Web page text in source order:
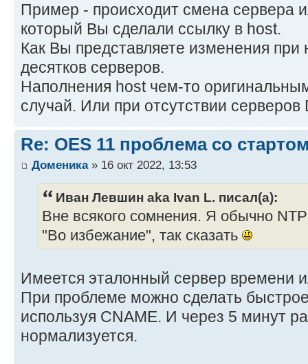
Пример - происходит смена сервера
который Вы сделали ссылку в host.
Как Вы представляете изменения при
десятков серверов.
Наполнения host чем-то
случай. Или при отсутствии серверов
Re: OES 11 проблема со
Доменика» 16 окт 2022, 13:53
Иван Левшин aka Ivan L. писал(а):
Вне всякого сомнения. Я обычно
"Во избежание", так сказать
Имеется эталонный сервер времени
При проблеме можно сделать
используя CNAME. И через 5 минут
нормализуется.